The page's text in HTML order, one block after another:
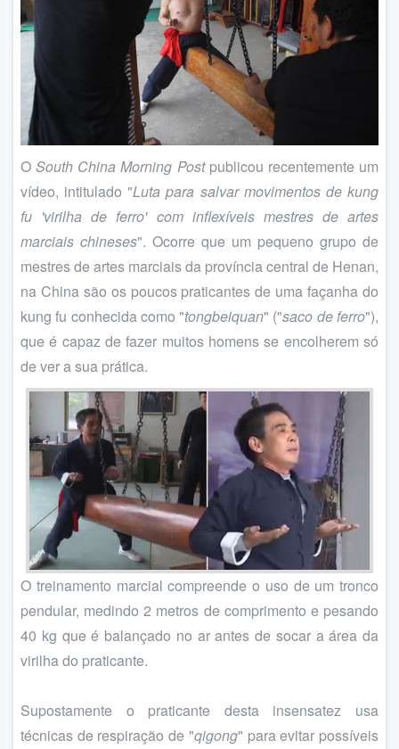
OSouth China Morning Postpublicou recentemente um
vídeo, intitulado "Luta para salvar movimentos de kung
fu 'virilha de ferro' com inflexíveis mestres de artes
marciais chineses". Ocorre que um pequeno grupo de
mestres de artes marciais da província central de Henan,
na China são os poucos praticantes de uma façanha do
kung fu conhecida como "tongbeiquan" ("saco de ferro"),
que é capaz de fazer muitos homens se encolherem só
de ver a sua prática.
O treinamento marcial compreende o uso de um tronco
pendular, medindo 2 metros de comprimento e pesando
40 kg que é balançado no ar antes de socar a área da
virilha do praticante.
Supostamente o praticante desta insensatez usa
técnicas de respiração de "qigong" para evitar possíveis